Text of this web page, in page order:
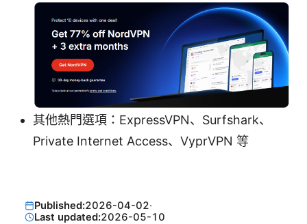
其他熱門選項：ExpressVPN、Surfshark、
Private Internet Access、VyprVPN 等
Published:2026-04-02·
Last updated:2026-05-10